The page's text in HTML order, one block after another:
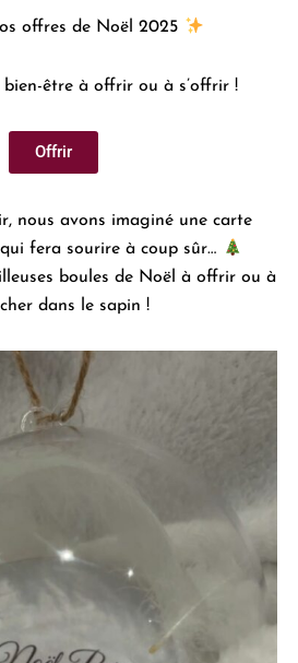
offres de Noël 2025
bien-être à offrir ou à s’offrir !
Offrir
nous avons imaginé une carte
fera sourire à coup sûr…
boules de Noël à offrir ou à
dans le sapin !